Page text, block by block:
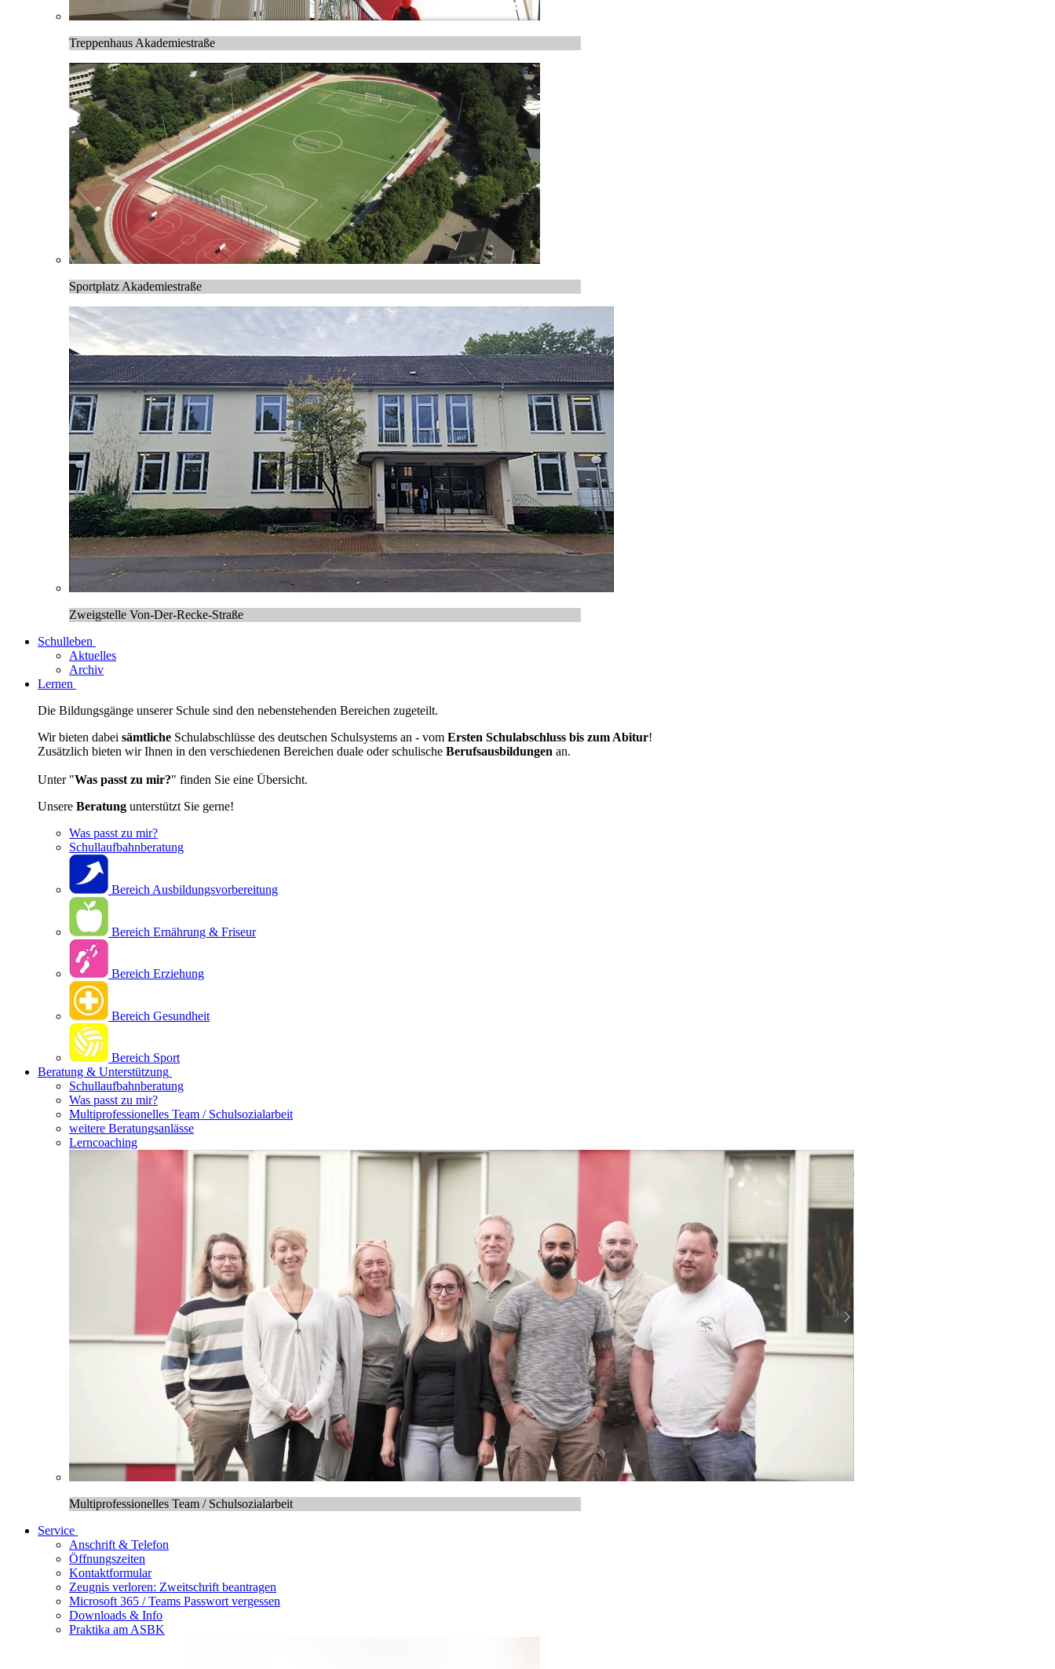
Treppenhaus Akademiestraße
Sportplatz Akademiestraße
Zweigstelle Von-Der-Recke-Straße
Schulleben
Aktuelles
Archiv
Lernen
Die Bildungsgänge unserer Schule sind den nebenstehenden Bereichen zugeteilt.
Wir bieten dabei sämtliche Schulabschlüsse des deutschen Schulsystems an - vom Ersten Schulabschluss bis zum Abitur!
Zusätzlich bieten wir Ihnen in den verschiedenen Bereichen duale oder schulische Berufsausbildungen an.
Unter "Was passt zu mir?" finden Sie eine Übersicht.
Unsere Beratung unterstützt Sie gerne!
Was passt zu mir?
Schullaufbahnberatung
Bereich Ausbildungsvorbereitung
Bereich Ernährung & Friseur
Bereich Erziehung
Bereich Gesundheit
Bereich Sport
Beratung & Unterstützung
Schullaufbahnberatung
Was passt zu mir?
Multipro­fessionelles Team / Schulsozialarbeit
weitere Beratungsanlässe
Lerncoaching
Multiprofessionelles Team / Schulsozialarbeit
Service
Anschrift & Telefon
Öffnungszeiten
Kontaktformular
Zeugnis verloren: Zweitschrift beantragen
Microsoft 365 / Teams Passwort vergessen
Downloads & Info
Praktika am ASBK